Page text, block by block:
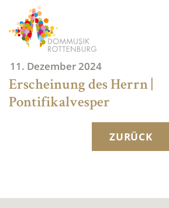
content
11. Dezember 2024
Erscheinung des Herrn |
Pontifikalvesper
ZURÜCK